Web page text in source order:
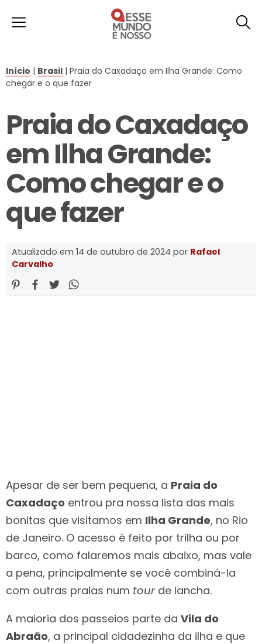
Início | Brasil | Praia do Caxadaço em Ilha Grande: Como
chegar e o que fazer
Praia do Caxadaço
em Ilha Grande:
Como chegar e o
que fazer
Atualizado em 14 de outubro de 2024 por Rafael
Carvalho
Apesar de ser bem pequena, a Praia do
Caxadaço entrou pra nossa lista das mais
bonitas que visitamos em Ilha Grande, no Rio
de Janeiro. O acesso é feito por trilha ou por
barco, como falaremos mais abaixo, mas vale
a pena, principalmente se você combiná-la
com outras praias num tour de lancha.
A maioria dos passeios parte da Vila do
Abraão, a principal cidadezinha da ilha e que